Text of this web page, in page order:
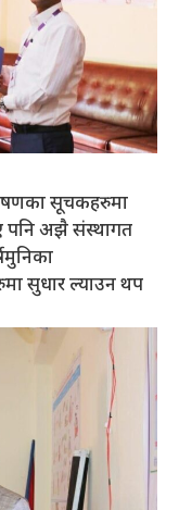
सूचकहरुमा
पनि अझै संस्थागत
सुधार ल्याउन थप